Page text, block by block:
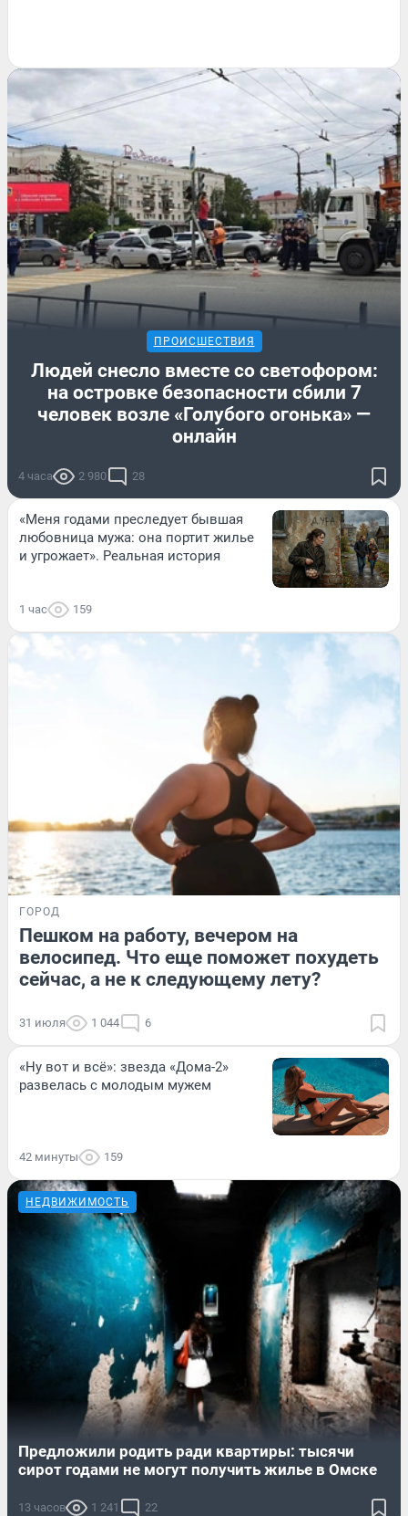
ПРОИСШЕСТВИЯ
Людей снесло вместе со светофором:
на островке безопасности сбили 7
человек возле «Голубого огонька» —
онлайн
4 часа 2 980 28
«Меня годами преследует бывшая
любовница мужа: она портит жилье
и угрожает». Реальная история
1 час 159
ГОРОД
Пешком на работу, вечером на
велосипед. Что еще поможет похудеть
сейчас, а не к следующему лету?
31 июля 1 044 6
«Ну вот и всё»: звезда «Дома-2»
развелась с молодым мужем
42 минуты 159
НЕДВИЖИМОСТЬ
Предложили родить ради квартиры: тысячи
сирот годами не могут получить жилье в Омске
13 часов 1 241 22